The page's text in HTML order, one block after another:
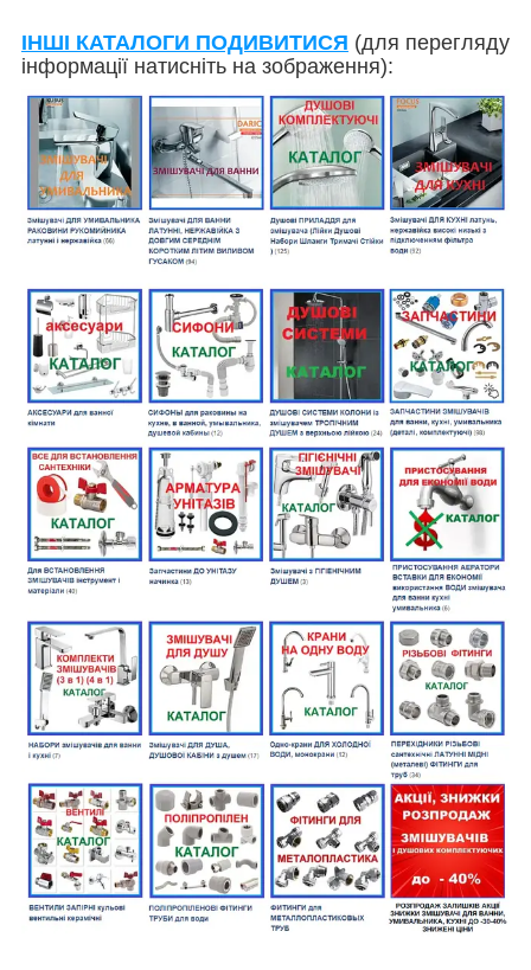
ІНШІ КАТАЛОГИ ПОДИВИТИСЯ (для перегляду
інформації натисніть на зображення):